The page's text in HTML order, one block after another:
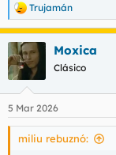
R
e
a
c
c
i
e
s
Trujamán
Moxica
Clásico
5 Mar 2026
miliu rebuznó: